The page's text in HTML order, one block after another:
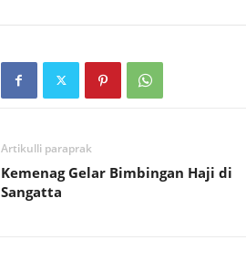
Artikulli paraprak
Kemenag Gelar Bimbingan Haji di
Sangatta